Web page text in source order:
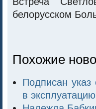
белорусском
Похожие
Подписан
в